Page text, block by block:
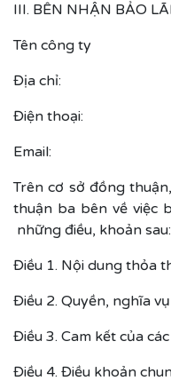
III. BÊN NHẬN BẢO
Tên công ty
Địa chỉ:
Điện thoại:
Email:
Trên cơ sở đồng
thuận ba bên về việc
những điều, khoản sau:
Điều 1. Nội dung thỏa
Điều 2. Quyền, nghĩa
Điều 3. Cam kết của
Điều 4. Điều khoản